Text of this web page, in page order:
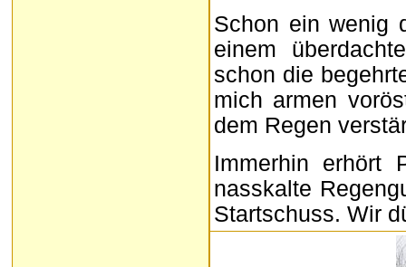
Schon ein wenig
einem
schon die
mich armen
dem Regen
Immerhin erhört
nasskalte
Startschuss. Wir